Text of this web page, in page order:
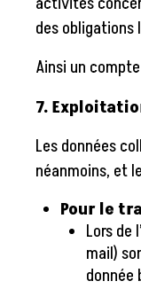
des
Ainsi un
7.
Les données
néanmoins, et
Pour le
Lors de
mail)
donnée